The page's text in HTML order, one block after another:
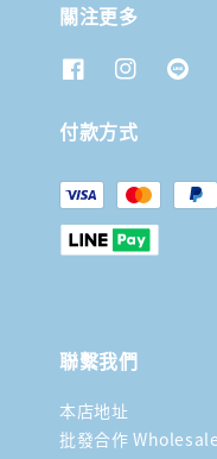
關注更多
付款方式
聯繫我們
本店地址
批發合作